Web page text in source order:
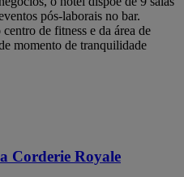
pós-laborais no bar.
de fitness e da área de
momento de tranquilidade
Corderie Royale